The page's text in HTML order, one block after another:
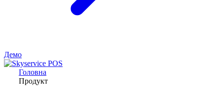
Демо
Головна
Продукт